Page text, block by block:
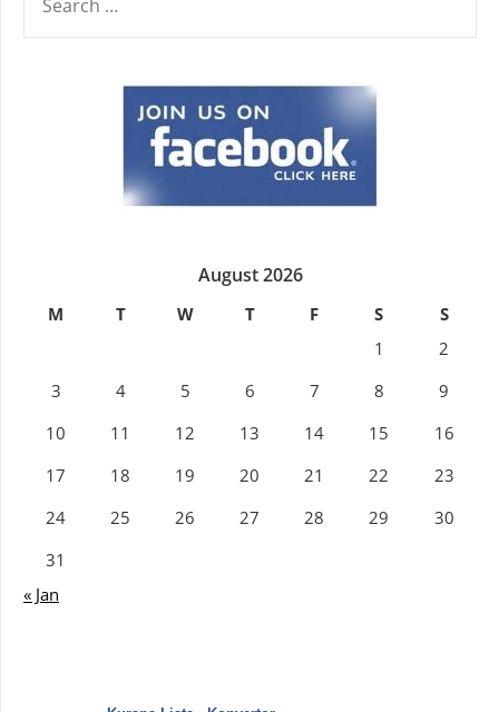
FOR:
August 2026
M T W T F S
S
1
2
3
4 5 6 7 8
9
10
11 12 13 14 15
16
17
18 19 20 21 22
23
24
25 26 27 28 29
30
31
« Jan